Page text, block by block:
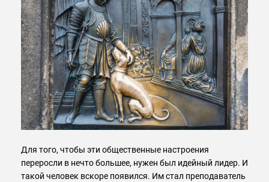
Для того, чтобы эти общественные настроения
переросли в нечто большее, нужен был идейный лидер. И
такой человек вскоре появился. Им стал преподаватель